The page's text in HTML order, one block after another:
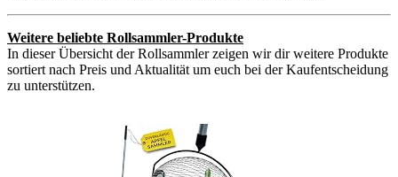
Weitere beliebte Rollsammler-Produkte
In dieser Übersicht der Rollsammler zeigen wir dir weitere Produkte
sortiert nach Preis und Aktualität um euch bei der Kaufentscheidung
zu unterstützen.